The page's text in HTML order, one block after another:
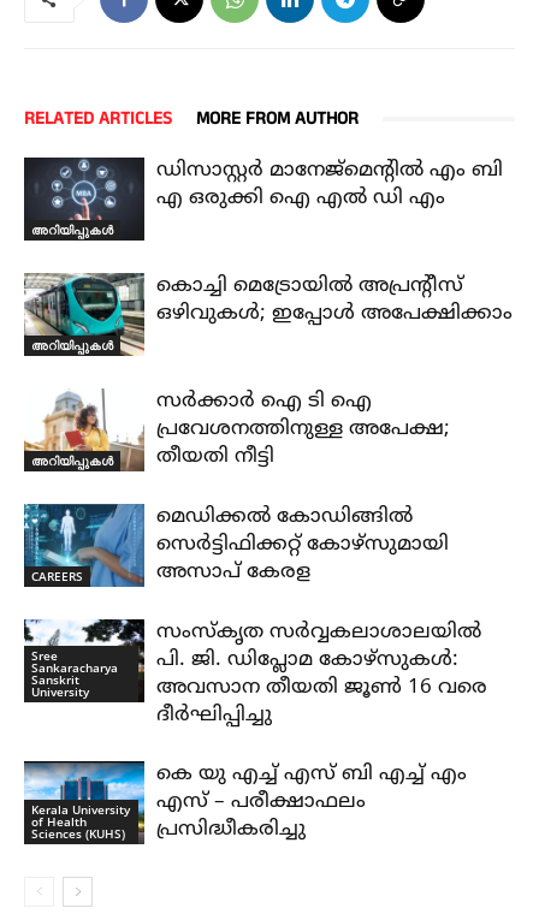
RELATED ARTICLES MORE FROM AUTHOR
അറിയിപ്പുകൾ
ഡിസാസ്റ്റർ മാനേജ്മെന്റിൽ എം ബി
എ ഒരുക്കി ഐ എൽ ഡി എം
അറിയിപ്പുകൾ
കൊച്ചി മെട്രോയിൽ അപ്രന്റീസ്
ഒഴിവുകൾ; ഇപ്പോൾ അപേക്ഷിക്കാം
അറിയിപ്പുകൾ
സർക്കാർ ഐ ടി ഐ
പ്രവേശനത്തിനുള്ള അപേക്ഷ;
തീയതി നീട്ടി
CAREERS
മെഡിക്കൽ കോഡിങ്ങിൽ
സെർട്ടിഫിക്കറ്റ് കോഴ്സുമായി
അസാപ് കേരള
Sree
Sankaracharya
Sanskrit
University
സംസ്കൃത സർവ്വകലാശാലയിൽ
പി. ജി. ഡിപ്ലോമ കോഴ്സുകൾ:
അവസാന തീയതി ജൂൺ 16 വരെ
ദീർഘിപ്പിച്ചു
Kerala University
of Health
Sciences (KUHS)
കെ യു എച്ച് എസ് ബി എച്ച് എം
എസ് – പരീക്ഷാഫലം
പ്രസിദ്ധീകരിച്ചു